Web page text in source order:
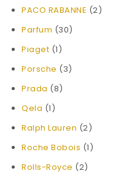
PACO RABANNE (2)
Parfum (30)
Piaget (1)
Porsche (3)
Prada (8)
Qela (1)
Ralph Lauren (2)
Roche Bobois (1)
Rolls-Royce (2)